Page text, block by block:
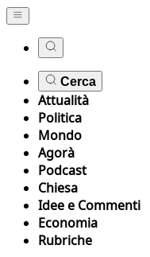
Cerca
Attualità
Politica
Mondo
Agorà
Podcast
Chiesa
Idee e Commenti
Economia
Rubriche